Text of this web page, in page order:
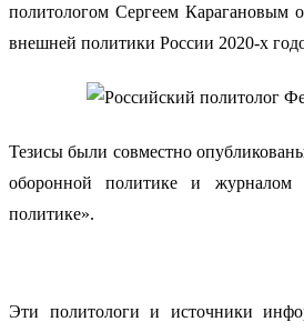
политологом Сергеем Карагановым
внешней политики России 2020-х
Тезисы были совместно
оборонной политике и журналом
политике».
Эти политологи и источники